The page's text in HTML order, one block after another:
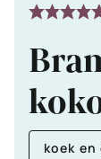
koek en